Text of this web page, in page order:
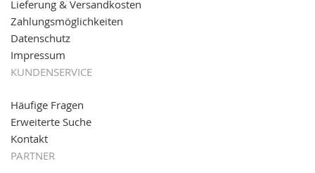
reinschauen...
Lieferung & Versandkosten
Zahlungsmöglichkeiten
Datenschutz
Impressum
KUNDENSERVICE
Häufige Fragen
Erweiterte Suche
Kontakt
PARTNER